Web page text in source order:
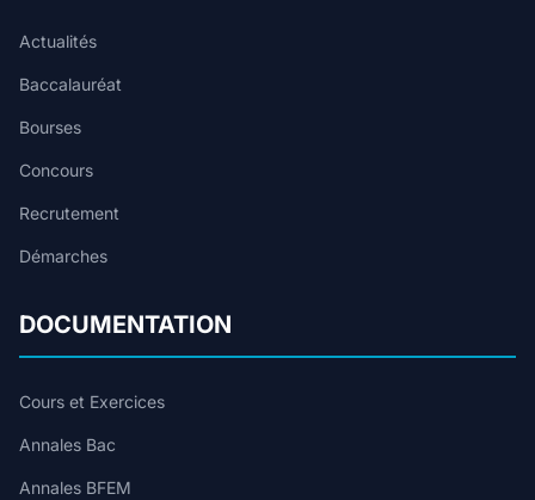
Actualités
Baccalauréat
Bourses
Concours
Recrutement
Démarches
DOCUMENTATION
Cours et Exercices
Annales Bac
Annales BFEM